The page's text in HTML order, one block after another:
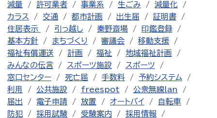
減量
許可業者 事業系 生ごみ
減量化
カラス
交通 都市計画 出生届
証明書
住居表示
引っ越し 秦野斎場
印鑑登録
基本方針
まちづくり 審議会
移動支援
福祉有償運送
計画 福祉
地域福祉計画
みんなの伝言
スポーツ施設
スポーツ
窓口センター
死亡届 手数料
予約システム
利用
公共施設 freespot
公衆無線lan
届出
電子申請 放置 オートバイ
自転車
防犯
採用試験 受験案内
採用情報